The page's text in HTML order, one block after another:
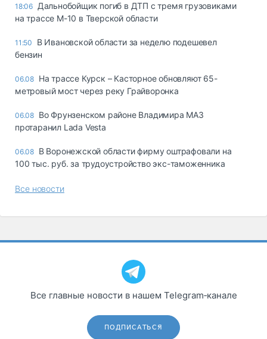
18:06 Дальнобойщик погиб в ДТП с тремя грузовиками
на трассе М-10 в Тверской области
11:50
В Ивановской области за неделю подешевел
бензин
06.08 На трассе Курск – Касторное обновляют 65-
метровый мост через реку Грайворонка
06.08 Во Фрунзенском районе Владимира МАЗ
протаранил Lada Vesta
06.08 В Воронежской области фирму оштрафовали на
100 тыс. руб. за трудоустройство экс-таможенника
Все новости
Все главные новости в нашем Telegram‑канале
ПОДПИСАТЬСЯ